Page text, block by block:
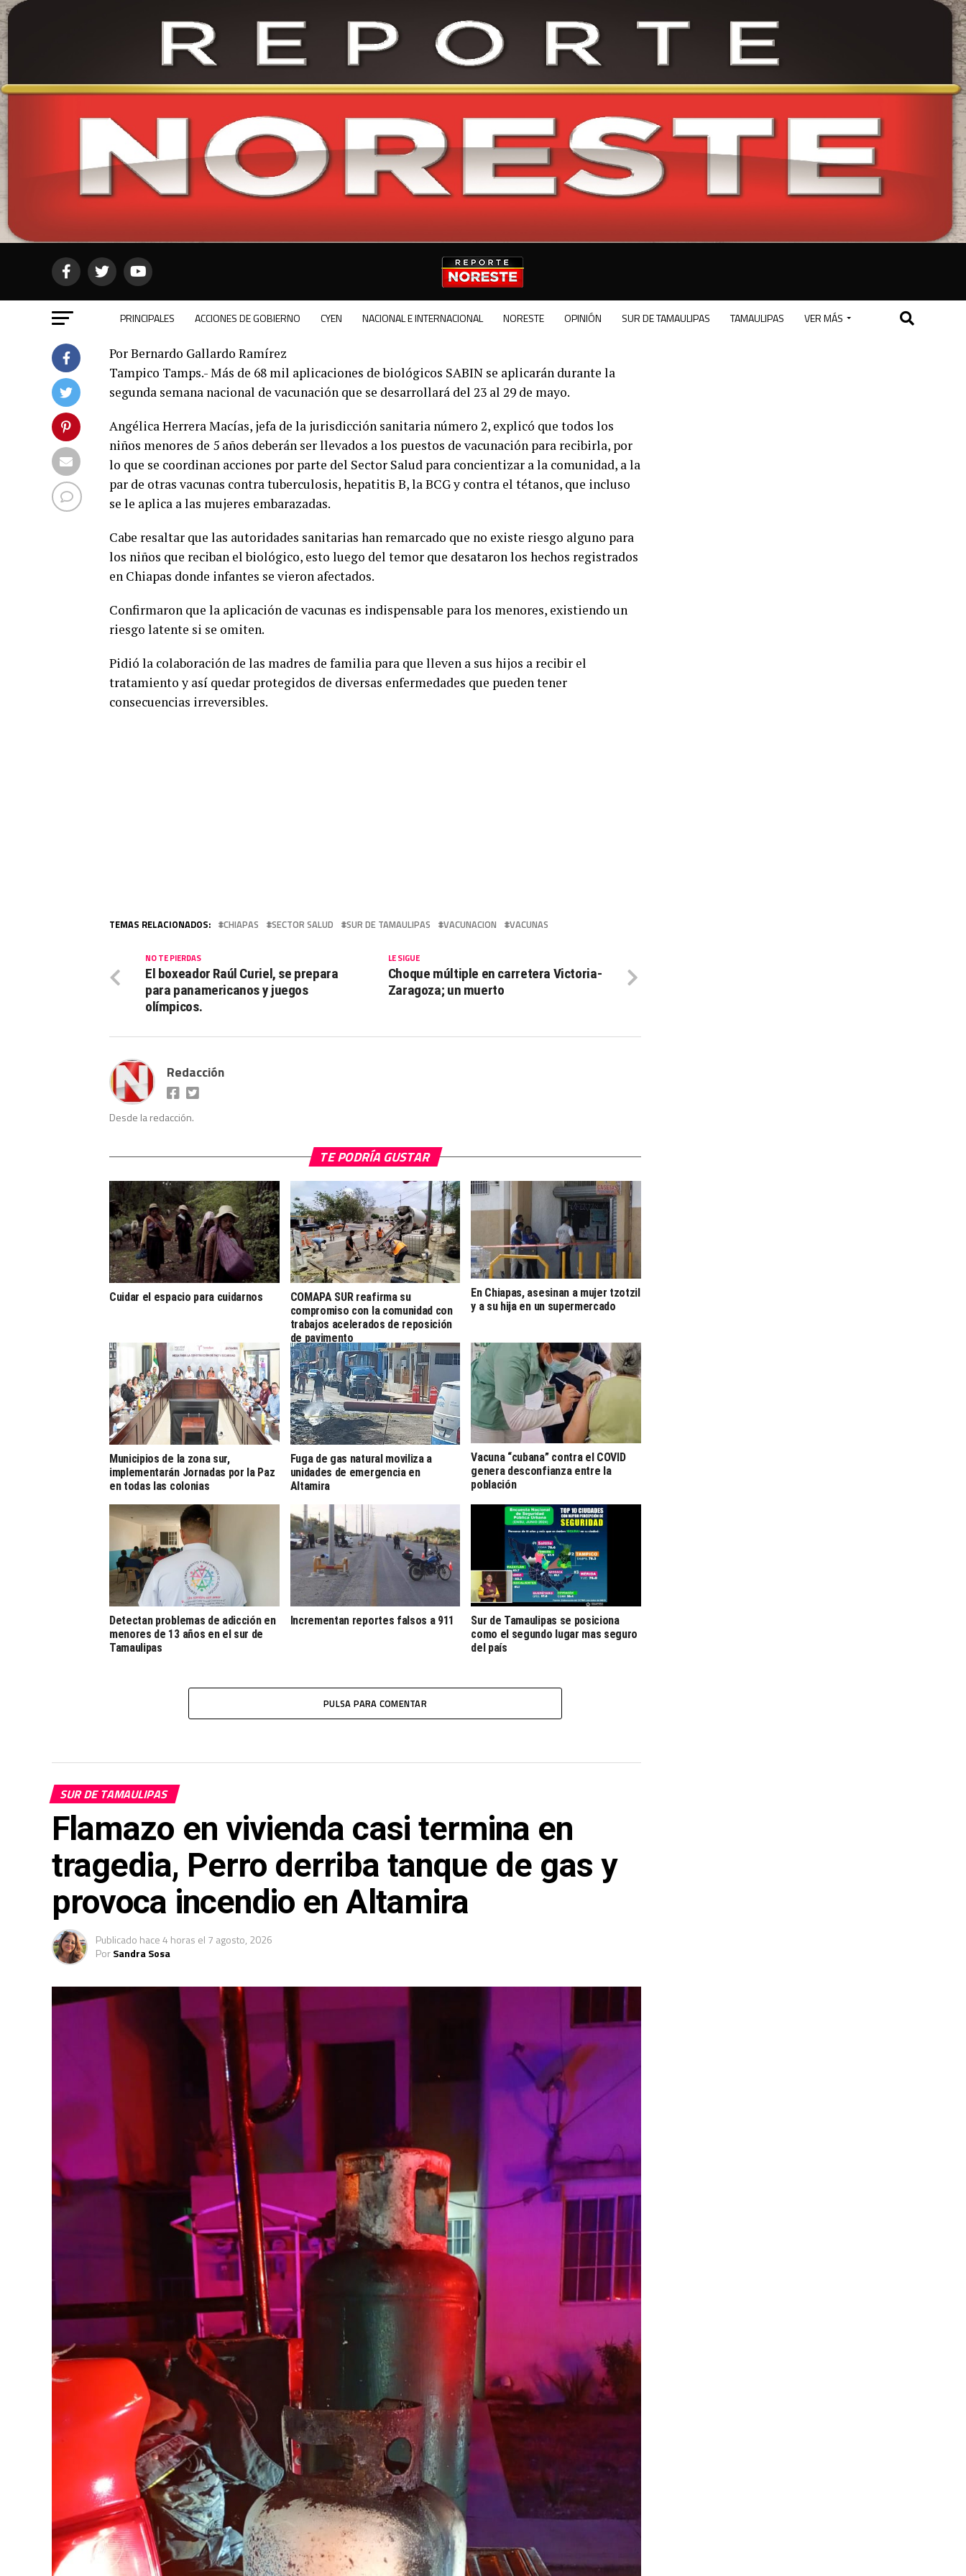
PRINCIPALES ACCIONES DE GOBIERNO CYEN NACIONAL E INTERNACIONAL NORESTE OPINIÓN SUR DE TAMAULIPAS TAMAULIPAS VER MÁS
Por Bernardo Gallardo Ramírez
Tampico Tamps.- Más de 68 mil aplicaciones de biológicos SABIN se aplicarán durante la
segunda semana nacional de vacunación que se desarrollará del 23 al 29 de mayo.
Angélica Herrera Macías, jefa de la jurisdicción sanitaria número 2, explicó que todos los
niños menores de 5 años deberán ser llevados a los puestos de vacunación para recibirla, por
lo que se coordinan acciones por parte del Sector Salud para concientizar a la comunidad, a la
par de otras vacunas contra tuberculosis, hepatitis B, la BCG y contra el tétanos, que incluso
se le aplica a las mujeres embarazadas.
Cabe resaltar que las autoridades sanitarias han remarcado que no existe riesgo alguno para
los niños que reciban el biológico, esto luego del temor que desataron los hechos registrados
en Chiapas donde infantes se vieron afectados.
Confirmaron que la aplicación de vacunas es indispensable para los menores, existiendo un
riesgo latente si se omiten.
Pidió la colaboración de las madres de familia para que lleven a sus hijos a recibir el
tratamiento y así quedar protegidos de diversas enfermedades que pueden tener
consecuencias irreversibles.
TEMAS RELACIONADOS: CHIAPAS SECTOR SALUD SUR DE TAMAULIPAS VACUNACION VACUNAS
LE SIGUE
Choque múltiple en carretera Victoria-
Zaragoza; un muerto
NO TE PIERDAS
El boxeador Raúl Curiel, se prepara
para panamericanos y juegos
olímpicos.
Redacción
Desde la redacción.
TE PODRÍA GUSTAR
Cuidar el espacio para cuidarnos
COMAPA SUR reafirma su
compromiso con la comunidad con
trabajos acelerados de reposición
de pavimento
En Chiapas, asesinan a mujer tzotzil
y a su hija en un supermercado
Municipios de la zona sur,
implementarán Jornadas por la Paz
en todas las colonias
Fuga de gas natural moviliza a
unidades de emergencia en
Altamira
Vacuna “cubana” contra el COVID
genera desconfianza entre la
población
Detectan problemas de adicción en
menores de 13 años en el sur de
Tamaulipas
Incrementan reportes falsos a 911
Sur de Tamaulipas se posiciona
como el segundo lugar mas seguro
del país
PULSA PARA COMENTAR
SUR DE TAMAULIPAS
Flamazo en vivienda casi termina en
tragedia, Perro derriba tanque de gas y
provoca incendio en Altamira
Publicado hace 4 horas el 7 agosto, 2026
PorSandra Sosa